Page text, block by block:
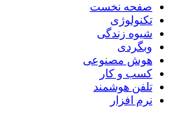
صفحه نخست
تکنولوژی
شیوه زندگی
وبگردی
هوش مصنوعی
کسب و کار
تلفن هوشمند
نرم افزار